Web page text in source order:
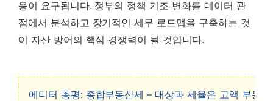
응이 요구됩니다. 정부의 정책 기조 변화를 데이터 관
점에서 분석하고 장기적인 세무 로드맵을 구축하는 것
이 자산 방어의 핵심 경쟁력이 될 것입니다.
에디터 총평: 종합부동산세 – 대상과 세율은 고액 부동